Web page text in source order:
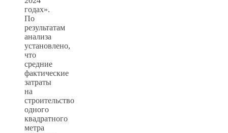
годах».
По
результатам
анализа
установлено,
что
средние
фактические
затраты
на
строительство
одного
квадратного
метра